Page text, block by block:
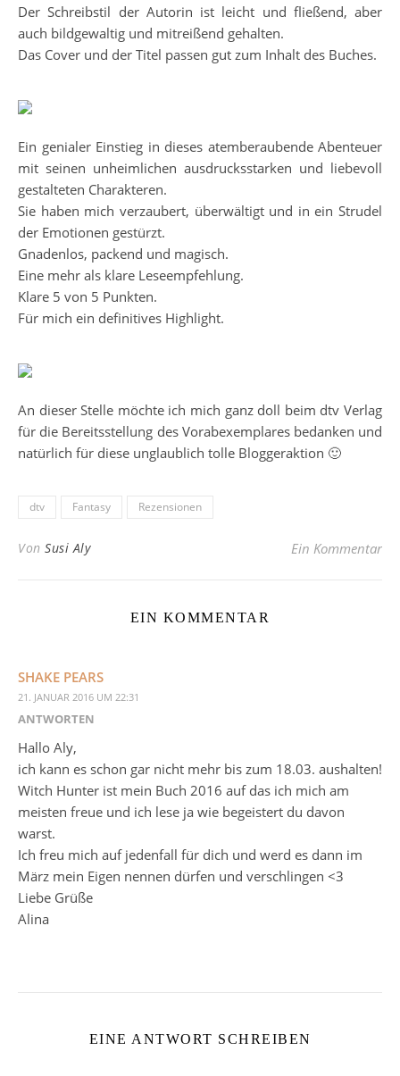
Der Schreibstil der Autorin ist leicht und fließend, aber
auch bildgewaltig und mitreißend gehalten.
Das Cover und der Titel passen gut zum Inhalt des Buches.
Ein genialer Einstieg in dieses atemberaubende Abenteuer
mit seinen unheimlichen ausdrucksstarken und liebevoll
gestalteten Charakteren.
Sie haben mich verzaubert, überwältigt und in ein Strudel
der Emotionen gestürzt.
Gnadenlos, packend und magisch.
Eine mehr als klare Leseempfehlung.
Klare 5 von 5 Punkten.
Für mich ein definitives Highlight.
An dieser Stelle möchte ich mich ganz doll beim dtv Verlag
für die Bereitsstellung des Vorabexemplares bedanken und
natürlich für diese unglaublich tolle Bloggeraktion 🙂
dtv Fantasy Rezensionen
Von Susi Aly Ein Kommentar
EIN KOMMENTAR
SHAKE PEARS
21. JANUAR 2016 UM 22:31
ANTWORTEN
Hallo Aly,
ich kann es schon gar nicht mehr bis zum 18.03. aushalten!
Witch Hunter ist mein Buch 2016 auf das ich mich am
meisten freue und ich lese ja wie begeistert du davon
warst.
Ich freu mich auf jedenfall für dich und werd es dann im
März mein Eigen nennen dürfen und verschlingen <3
Liebe Grüße
Alina
EINE ANTWORT SCHREIBEN